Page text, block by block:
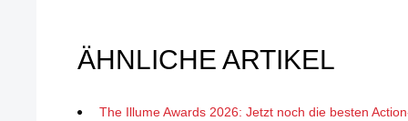
ÄHNLICHE ARTIKEL
The Illume Awards 2026: Jetzt noch die besten